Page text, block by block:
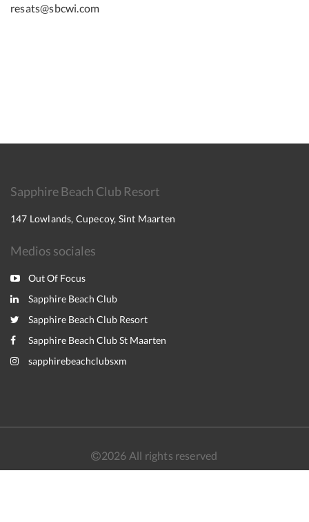
resats@sbcwi.com
Sapphire Beach Club Resort
147 Lowlands, Cupecoy, Sint Maarten
Medios sociales
Out Of Focus
Sapphire Beach Club
Sapphire Beach Club Resort
Sapphire Beach Club St Maarten
sapphirebeachclubsxm
2026 All rights reserved